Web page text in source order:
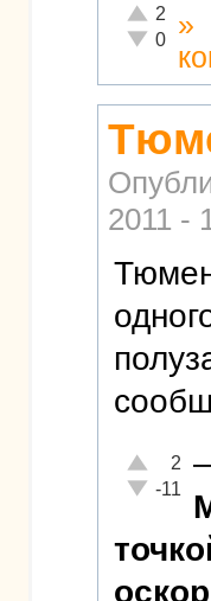
Отлично!
2
0 »
2011 -
Отлично!
2
-11